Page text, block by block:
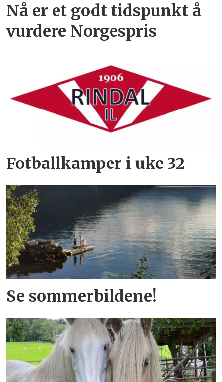
Nå er et godt tidspunkt å
vurdere Norgespris
Fotballkamper i uke 32
Se sommerbildene!